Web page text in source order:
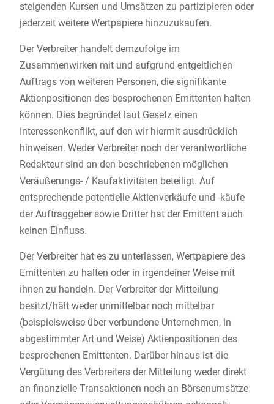
steigenden Kursen und Umsätzen zu partizipieren oder
jederzeit weitere Wertpapiere hinzuzukaufen.
Der Verbreiter handelt demzufolge im
Zusammenwirken mit und aufgrund entgeltlichen
Auftrags von weiteren Personen, die signifikante
Aktienpositionen des besprochenen Emittenten halten
können. Dies begründet laut Gesetz einen
Interessenkonflikt, auf den wir hiermit ausdrücklich
hinweisen. Weder Verbreiter noch der verantwortliche
Redakteur sind an den beschriebenen möglichen
Veräußerungs- / Kaufaktivitäten beteiligt. Auf
entsprechende potentielle Aktienverkäufe und -käufe
der Auftraggeber sowie Dritter hat der Emittent auch
keinen Einfluss.
Der Verbreiter hat es zu unterlassen, Wertpapiere des
Emittenten zu halten oder in irgendeiner Weise mit
ihnen zu handeln. Der Verbreiter der Mitteilung
besitzt/hält weder unmittelbar noch mittelbar
(beispielsweise über verbundene Unternehmen, in
abgestimmter Art und Weise) Aktienpositionen des
besprochenen Emittenten. Darüber hinaus ist die
Vergütung des Verbreiters der Mitteilung weder direkt
an finanzielle Transaktionen noch an Börsenumsätze